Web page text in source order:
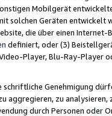
Mobilgerät
solchen Geräten
die über einen
definiert, oder (3)
Player, Blu-Ray-Player
schriftliche Genehmigung
aggregieren, zu
durch Personen